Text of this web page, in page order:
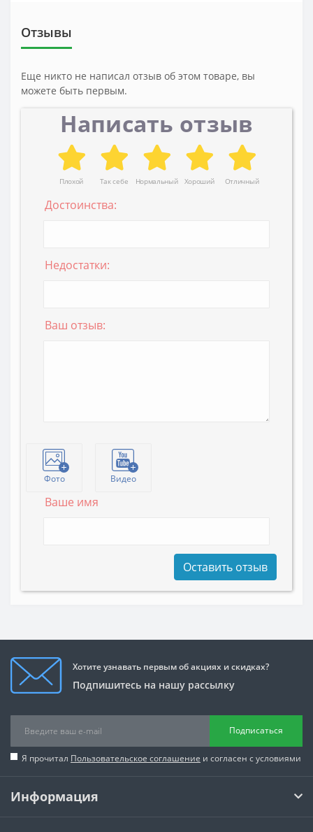
Отзывы
Еще никто не написал отзыв об этом товаре, вы
можете быть первым.
Написать отзыв
Плохой Так себе Нормальный Хороший Отличный
Достоинства:
Недостатки:
Ваш отзыв:
Фото Видео
Ваше имя
Оставить отзыв
Хотите узнавать первым об акциях и скидках?
Подпишитесь на нашу рассылку
Подписаться
Я прочитал Пользовательское соглашение и согласен с условиями
Информация